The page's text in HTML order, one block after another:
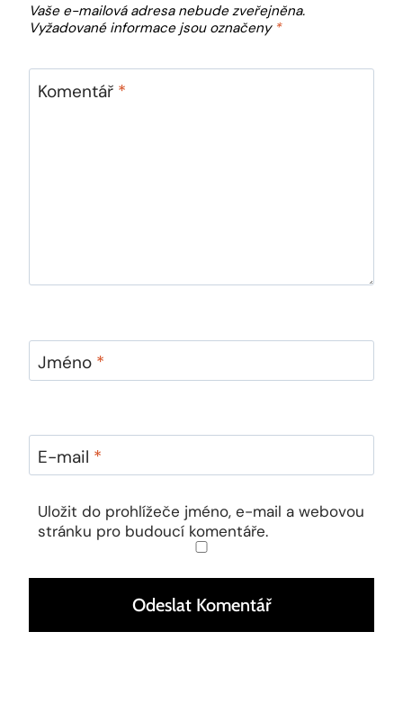
Vaše e-mailová adresa nebude zveřejněna.
Vyžadované informace jsou označeny *
Komentář *
Jméno *
E-mail *
Uložit do prohlížeče jméno, e-mail a webovou
stránku pro budoucí komentáře.